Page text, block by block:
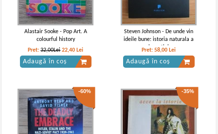
Alastair Sooke - Pop Art. A
colourful history
Pret:32,00Lei 22,40 Lei
Adaugă în coș
Steven Johnson - De unde vin
ideile bune: istoria naturala a
inovatiei
Pret:58,00 Lei
Adaugă în coș
-60% -35%